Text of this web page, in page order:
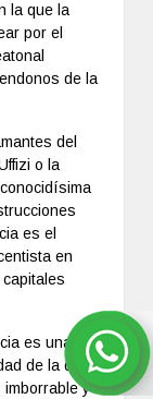
la que la
por el
de la
del
o la
es el
en
es una
de la que,
y